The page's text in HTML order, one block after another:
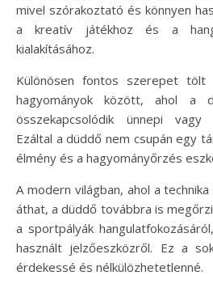
mivel szórakoztató és könnyen
a kreatív játékhoz és a
kialakításához.
Különösen fontos szerepet
hagyományok között, ahol a
összekapcsolódik ünnepi vagy
Ezáltal a düddő nem csupán egy
élmény és a hagyományőrzés
A modern világban, ahol a
áthat, a düddő továbbra is
a sportpályák
használt jelzőeszközről. Ez a
érdekessé és nélkülözhetetlenné.